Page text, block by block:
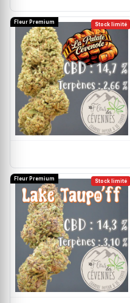
Stock limité
Fleur Premium
Stock limité
Fleur Premium